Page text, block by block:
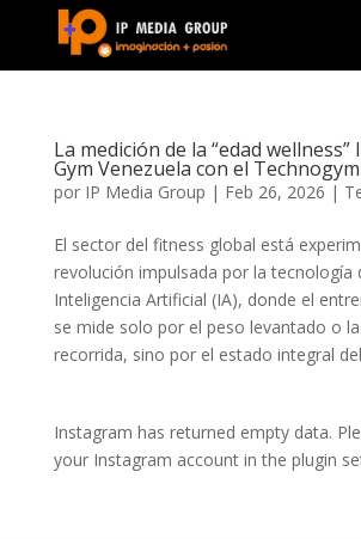
La medición de la “edad wellness”
Gym Venezuela con el
por IP Media Group | Feb 26, 2026 |
El sector del fitness global está
revolución impulsada por la tecnología
Inteligencia Artificial (IA), donde el
se mide solo por el peso levantado o
recorrida, sino por el estado integral
Instagram has returned empty data.
your Instagram account in the plugin